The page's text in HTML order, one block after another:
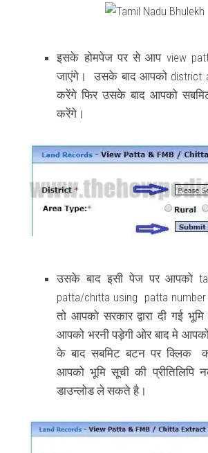
इसके होमपेज पर से आप view
जाएंगे। उसके बाद आपको district
करेंगे फिर उसके बाद आपको
करेंगे।
उसके बाद इसी पेज पर आपको
patta/chitta using patta
तो आपको सरकार द्वारा दी गई
आपको भरनी पड़ेगी ओर बाद मे
के बाद सबमिट बटन पर क्लिक
आपको भूमि सूची की प्रीतिलिपि
डाउन्लोड ले सकते है।